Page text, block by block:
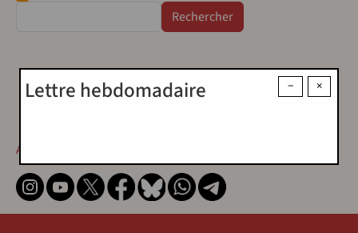
×
−
Lettre hebdomadaire
Abonnez-vous !